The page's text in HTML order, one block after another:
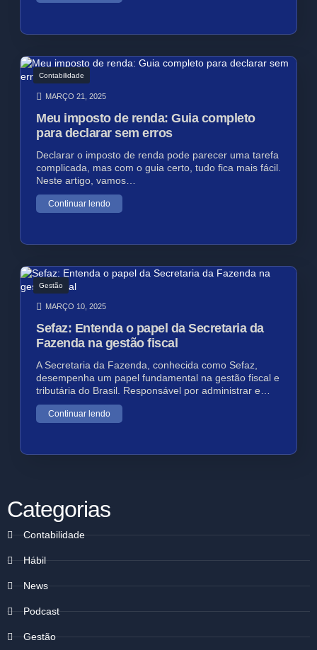
Contabilidade
MARÇO 21, 2025
Meu imposto de renda: Guia completo
para declarar sem erros
Declarar o imposto de renda pode parecer uma tarefa
complicada, mas com o guia certo, tudo fica mais fácil.
Neste artigo, vamos…
Continuar lendo
Gestão
MARÇO 10, 2025
Sefaz: Entenda o papel da Secretaria da
Fazenda na gestão fiscal
A Secretaria da Fazenda, conhecida como Sefaz,
desempenha um papel fundamental na gestão fiscal e
tributária do Brasil. Responsável por administrar e…
Continuar lendo
Categorias
Contabilidade
Hábil
News
Podcast
Gestão